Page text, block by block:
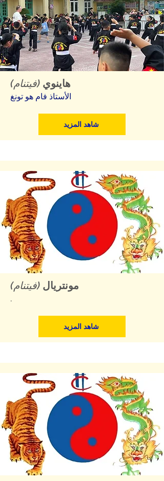
هاينوي (فيتنام)
الأستاذ فام هو تونغ
شاهد المزيد
مونتريال (فيتنام)
.
شاهد المزيد